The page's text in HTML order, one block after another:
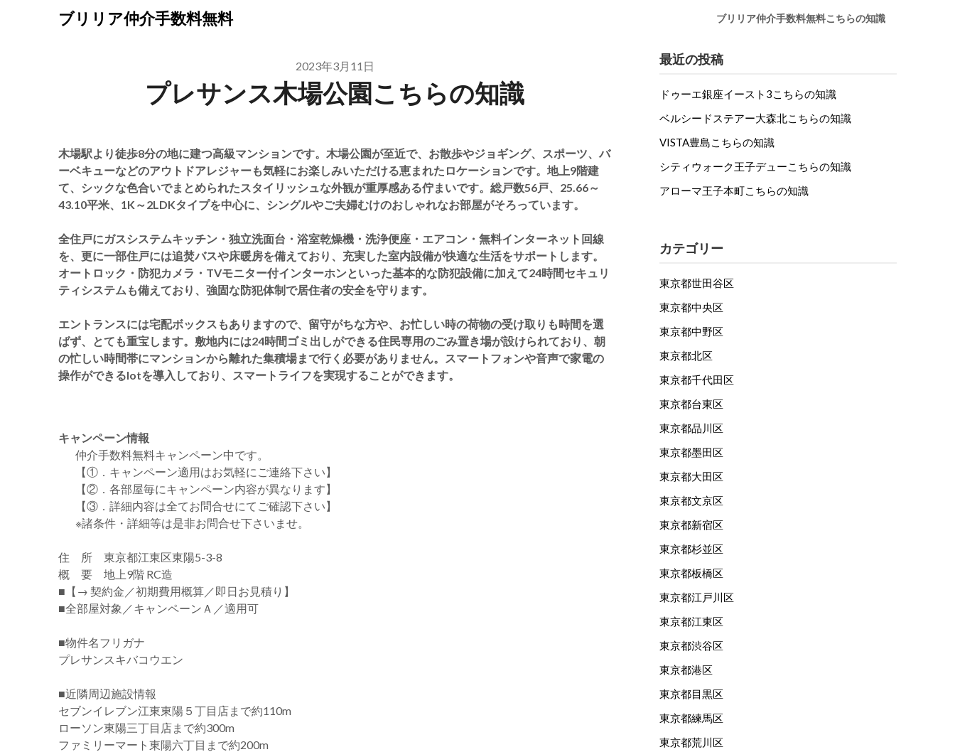
ブリリア仲介手数料無料 ブリリア仲介手数料無料こちらの知識
2023年3月11日
プレサンス木場公園こちらの知識
木場駅より徒歩8分の地に建つ高級マンションです。木場公園が至近で、お散歩やジョギング、スポーツ、バ
ーベキューなどのアウトドアレジャーも気軽にお楽しみいただける恵まれたロケーションです。地上9階建
て、シックな色合いでまとめられたスタイリッシュな外観が重厚感ある佇まいです。総戸数56戸、25.66～
43.10平米、1K～2LDKタイプを中心に、シングルやご夫婦むけのおしゃれなお部屋がそろっています。
全住戸にガスシステムキッチン・独立洗面台・浴室乾燥機・洗浄便座・エアコン・無料インターネット回線
を、更に一部住戸には追焚バスや床暖房を備えており、充実した室内設備が快適な生活をサポートします。
オートロック・防犯カメラ・TVモニター付インターホンといった基本的な防犯設備に加えて24時間セキュリ
ティシステムも備えており、強固な防犯体制で居住者の安全を守ります。
エントランスには宅配ボックスもありますので、留守がちな方や、お忙しい時の荷物の受け取りも時間を選
ばず、とても重宝します。敷地内には24時間ゴミ出しができる住民専用のごみ置き場が設けられており、朝
の忙しい時間帯にマンションから離れた集積場まで行く必要がありません。スマートフォンや音声で家電の
操作ができるIotを導入しており、スマートライフを実現することができます。
キャンペーン情報
仲介手数料無料キャンペーン中です。
【①．キャンペーン適用はお気軽にご連絡下さい】
【②．各部屋毎にキャンペーン内容が異なります】
【③．詳細内容は全てお問合せにてご確認下さい】
※諸条件・詳細等は是非お問合せ下さいませ。
住 所 東京都江東区東陽5-3-8
概 要 地上9階 RC造
■【→ 契約金／初期費用概算／即日お見積り】
■全部屋対象／キャンペーンＡ／適用可
■物件名フリガナ
プレサンスキバコウエン
■近隣周辺施設情報
セブンイレブン江東東陽５丁目店まで約110m
ローソン東陽三丁目店まで約300m
ファミリーマート東陽六丁目まで約200m
最近の投稿
ドゥーエ銀座イースト3こちらの知識
ベルシードステアー大森北こちらの知識
VISTA豊島こちらの知識
シティウォーク王子デューこちらの知識
アローマ王子本町こちらの知識
カテゴリー
東京都世田谷区
東京都中央区
東京都中野区
東京都北区
東京都千代田区
東京都台東区
東京都品川区
東京都墨田区
東京都大田区
東京都文京区
東京都新宿区
東京都杉並区
東京都板橋区
東京都江戸川区
東京都江東区
東京都渋谷区
東京都港区
東京都目黒区
東京都練馬区
東京都荒川区